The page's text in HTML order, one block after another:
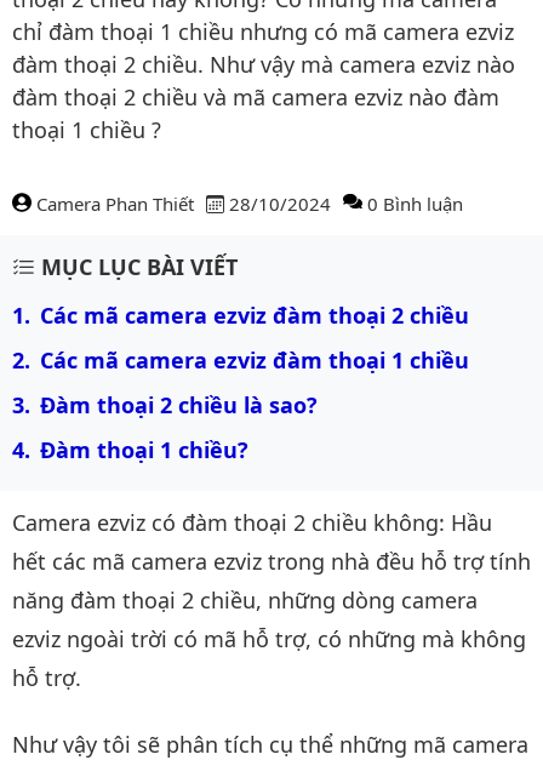
chỉ đàm thoại 1 chiều nhưng có mã camera ezviz
đàm thoại 2 chiều. Như vậy mà camera ezviz nào
đàm thoại 2 chiều và mã camera ezviz nào đàm
thoại 1 chiều ?
Camera Phan Thiết 28/10/2024 0 Bình luận
Nội dung bài viết
MỤC LỤC BÀI VIẾT
Các mã camera ezviz đàm thoại 2 chiều
Các mã camera ezviz đàm thoại 1 chiều
Đàm thoại 2 chiều là sao?
Đàm thoại 1 chiều?
Camera ezviz có đàm thoại 2 chiều không: Hầu
hết các mã camera ezviz trong nhà đều hỗ trợ tính
năng đàm thoại 2 chiều, những dòng camera
ezviz ngoài trời có mã hỗ trợ, có những mà không
hỗ trợ.
Như vậy tôi sẽ phân tích cụ thể những mã camera